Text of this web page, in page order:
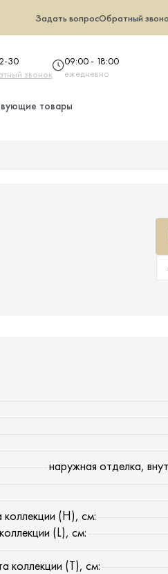
Задать вопросОбратный
30
звонок
09:00 - 18:00
ежедневно
товары
наружная отделка,
коллекции (H), см:
(L), см:
коллекции (T), см: